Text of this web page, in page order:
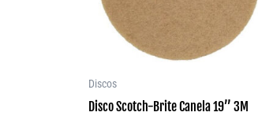
Discos
Disco Scotch-Brite Canela 19’’ 3M